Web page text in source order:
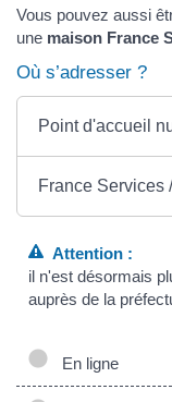
Vous pouvez aussi
une maison France
Où s’adresser ?
Point d'accueil
France Services
Attention :
il n'est désormais
auprès de la
En ligne